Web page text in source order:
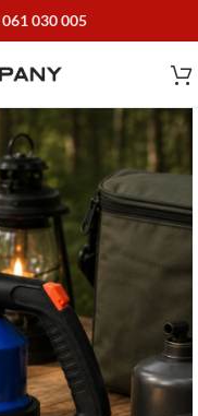
061 030 005